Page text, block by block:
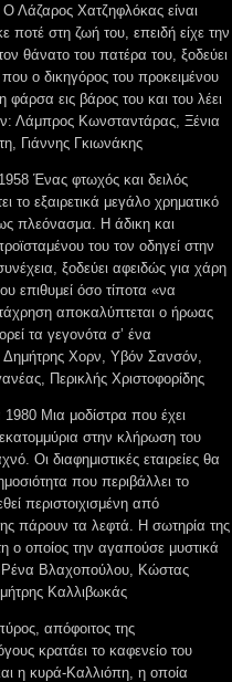
Λάζαρος Χατζηφλόκας είναι
στη ζωή του, επειδή είχε την
θάνατο του πατέρα του, ξοδεύει
ο δικηγόρος του προκειμένου
φάρσα εις βάρος του και του λέει
Λάμπρος Κωνσταντάρας, Ξένια
Γιάννης Γκιωνάκης
Ένας φτωχός και δειλός
το εξαιρετικά μεγάλο χρηματικό
πλεόνασμα. Η άδικη και
του τον οδηγεί στην
ξοδεύει αφειδώς για χάρη
επιθυμεί όσο τίποτα «να
αποκαλύπτεται ο ήρωας
τα γεγονότα σ’ ένα
Χορν, Υβόν Σανσόν,
Περικλής Χριστοφορίδης
Μια μοδίστρα που έχει
εκατομμύρια στην κλήρωση του
Οι διαφημιστικές εταιρείες θα
που περιβάλλει το
περιστοιχισμένη από
πάρουν τα λεφτά. Η σωτηρία της
ο οποίος την αγαπούσε μυστικά
Ρένα Βλαχοπούλου, Κώστας
Καλλιβωκάς
απόφοιτος της
κρατάει το καφενείο του
η κυρά-Καλλιόπη, η οποία